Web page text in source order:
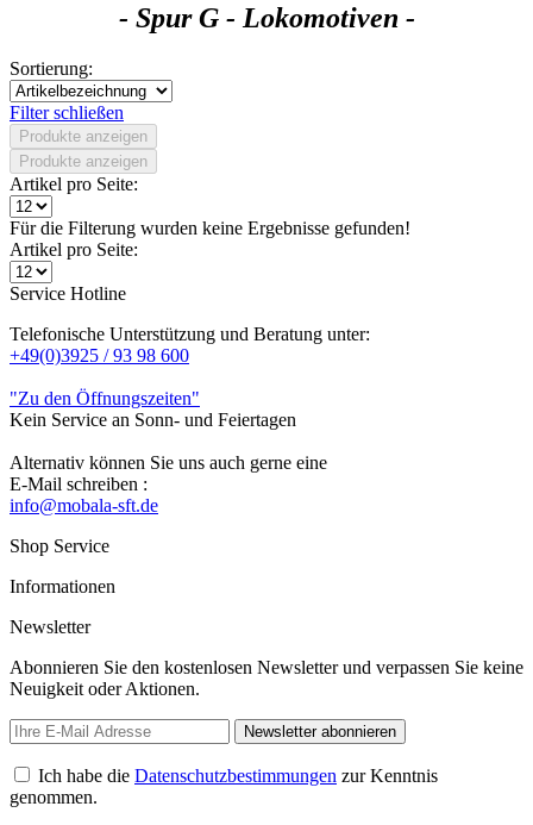
- Spur G - Lokomotiven -
Sortierung:
Filter schließen
Produkte anzeigen
Produkte anzeigen
Artikel pro Seite:
Für die Filterung wurden keine Ergebnisse gefunden!
Artikel pro Seite:
Service Hotline
Telefonische Unterstützung und Beratung unter:
+49(0)3925 / 93 98 600
"Zu den Öffnungszeiten"
Kein Service an Sonn- und Feiertagen
Alternativ können Sie uns auch gerne eine
E-Mail schreiben :
info@mobala-sft.de
Shop Service
Informationen
Newsletter
Abonnieren Sie den kostenlosen Newsletter und verpassen Sie keine
Neuigkeit oder Aktionen.
Newsletter abonnieren
Ich habe die Datenschutzbestimmungen zur Kenntnis
genommen.